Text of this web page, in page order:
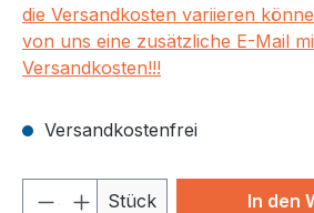
die Versandkosten variieren
von uns eine zusätzliche E-Mail
Versandkosten!!!
Versandkostenfrei
Produkt Anzahl: Gib
Stück In den